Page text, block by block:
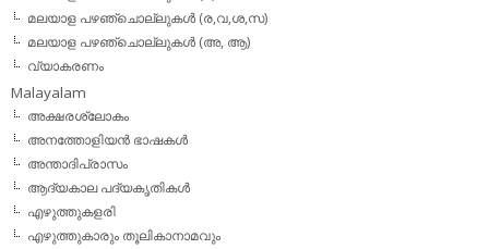
മലയാള പഴഞ്ചൊല്ലുകള്‍ (ര,വ,ശ,സ)
മലയാള പഴഞ്ചൊല്ലുകൾ (അ, ആ)
വ്യാകരണം
Malayalam
അക്ഷരശ്ലോകം
അനത്തോളിയന്‍ ഭാഷകള്‍
അന്താദിപ്രാസം
ആദ്യകാല പദ്യകൃതികള്‍
എഴുത്തുകളരി
എഴുത്തുകാരും തൂലികാനാമവും